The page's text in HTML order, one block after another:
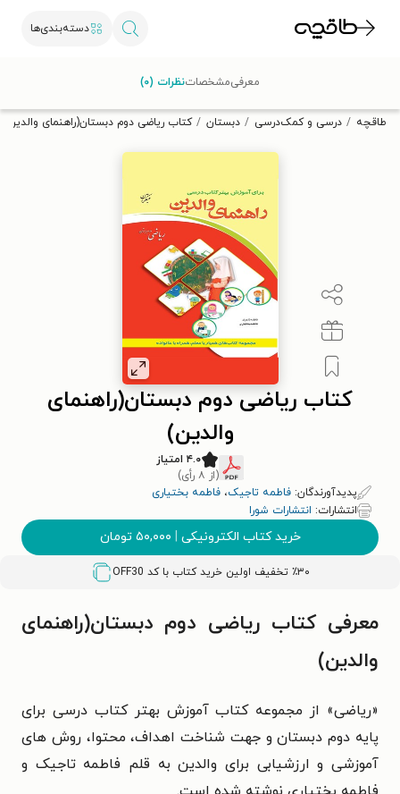
دسته‌بندی‌ها
تخفیف از طاقچه دریافت کن.
طاقچه درسی و کمک‌درسی دبستان کتاب ریاضی دوم دبستان(راهنمای والدین)
کتاب ریاضی دوم دبستان(راهنمای
والدین)
۴.۰ امتیاز
(از ۸ رأی)
پدیدآورندگان: فاطمه تاجیک، فاطمه بختیاری
انتشارات: انتشارات شورا
خرید کتاب الکترونیکی | ۵۰,۰۰۰ تومان
٪۳۰ تخفیف اولین خرید کتاب با کد OFF30
معرفیمشخصاتنظرات (۰)
معرفی کتاب ریاضی دوم دبستان(راهنمای
والدین)
«ریاضی» از مجموعه کتاب آموزش بهتر کتاب درسی برای
پایه دوم دبستان و جهت شناخت اهداف، محتوا، روش های
آموزشی و ارزشیابی برای والدین به قلم فاطمه تاجیک و